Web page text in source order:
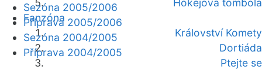
Hokejová tombola
Fanzóna
Království Komety
Dortiáda
Ptejte se
Sezóna 2005/2006
Příprava 2005/2006
Sezóna 2004/2005
Příprava 2004/2005